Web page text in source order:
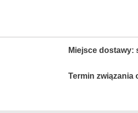
Miejsce dostawy:
Termin związania